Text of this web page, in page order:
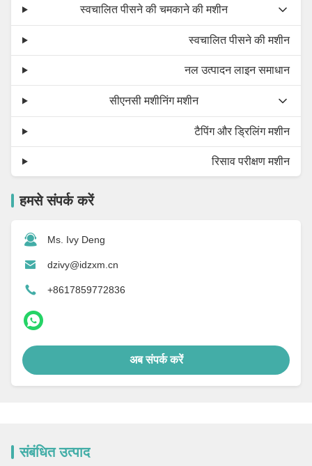
स्वचालित पीसने की चमकाने की मशीन
स्वचालित पीसने की मशीन
नल उत्पादन लाइन समाधान
सीएनसी मशीनिंग मशीन
टैपिंग और ड्रिलिंग मशीन
रिसाव परीक्षण मशीन
हमसे संपर्क करें
Ms. Ivy Deng
dzivy@idzxm.cn
+8617859772836
अब संपर्क करें
संबंधित उत्पाद